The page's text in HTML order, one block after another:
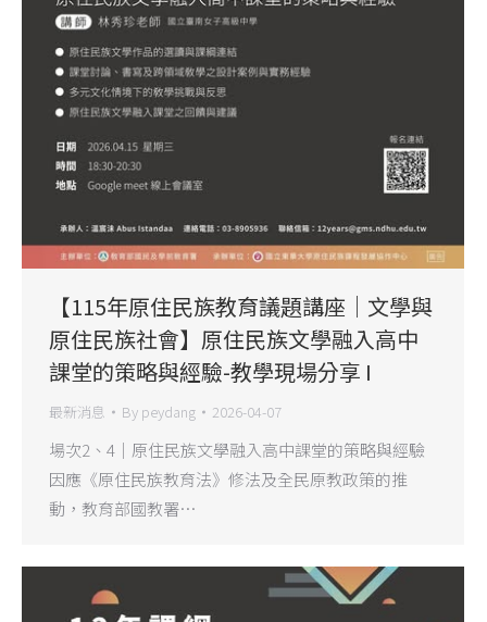
【115年原住民族教育議題講座｜文學與
原住民族社會】原住民族文學融入高中
課堂的策略與經驗-教學現場分享 I
最新消息 By peydang 2026-04-07
場次2、4｜原住民族文學融入高中課堂的策略與經驗
因應《原住民族教育法》修法及全民原教政策的推
動，教育部國教署…